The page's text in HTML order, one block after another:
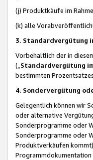
(j) Produktkäufe im
(k) alle
3. Standardvergütung
Vorbehaltlich der in
(„ Standardvergütung
bestimmten
4. Sondervergütung
Gelegentlich können wir
oder alternative Vergütung
Sonderprogramme oder
Sonderprogramme oder
Produktverkäufen
Programmdokumentation